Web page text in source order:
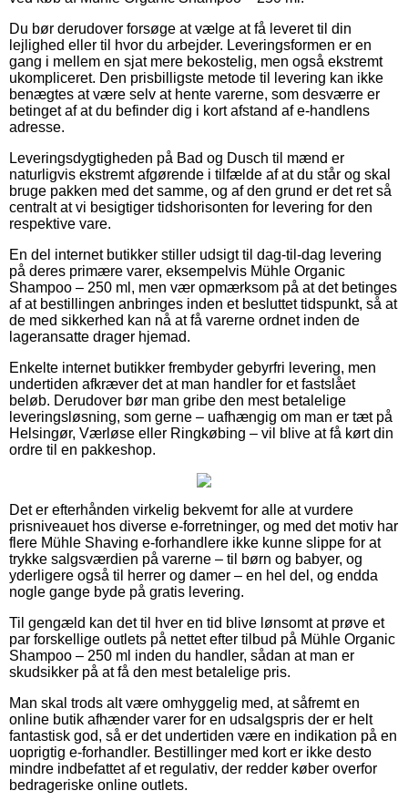
Du bør derudover forsøge at vælge at få leveret til din
lejlighed eller til hvor du arbejder. Leveringsformen er en
gang i mellem en sjat mere bekostelig, men også ekstremt
ukompliceret. Den prisbilligste metode til levering kan ikke
benægtes at være selv at hente varerne, som desværre er
betinget af at du befinder dig i kort afstand af e-handlens
adresse.
Leveringsdygtigheden på Bad og Dusch til mænd er
naturligvis ekstremt afgørende i tilfælde af at du står og skal
bruge pakken med det samme, og af den grund er det ret så
centralt at vi besigtiger tidshorisonten for levering for den
respektive vare.
En del internet butikker stiller udsigt til dag-til-dag levering
på deres primære varer, eksempelvis Mühle Organic
Shampoo – 250 ml, men vær opmærksom på at det betinges
af at bestillingen anbringes inden et besluttet tidspunkt, så at
de med sikkerhed kan nå at få varerne ordnet inden de
lageransatte drager hjemad.
Enkelte internet butikker frembyder gebyrfri levering, men
undertiden afkræver det at man handler for et fastslået
beløb. Derudover bør man gribe den mest betalelige
leveringsløsning, som gerne – uafhængig om man er tæt på
Helsingør, Værløse eller Ringkøbing – vil blive at få kørt din
ordre til en pakkeshop.
Det er efterhånden virkelig bekvemt for alle at vurdere
prisniveauet hos diverse e-forretninger, og med det motiv har
flere Mühle Shaving e-forhandlere ikke kunne slippe for at
trykke salgsværdien på varerne – til børn og babyer, og
yderligere også til herrer og damer – en hel del, og endda
nogle gange byde på gratis levering.
Til gengæld kan det til hver en tid blive lønsomt at prøve et
par forskellige outlets på nettet efter tilbud på Mühle Organic
Shampoo – 250 ml inden du handler, sådan at man er
skudsikker på at få den mest betalelige pris.
Man skal trods alt være omhyggelig med, at såfremt en
online butik afhænder varer for en udsalgspris der er helt
fantastisk god, så er det undertiden være en indikation på en
uoprigtig e-forhandler. Bestillinger med kort er ikke desto
mindre indbefattet af et regulativ, der redder køber overfor
bedrageriske online outlets.